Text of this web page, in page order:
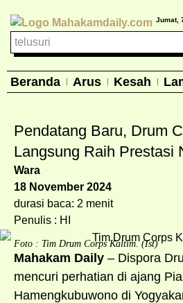
Jumat,
Beranda Arus Kesah
Pendatang Baru, Drum
Langsung Raih Prestasi
Wara
18 November 2024
durasi baca: 2 menit
Penulis : HI
Foto : Tim Drum Corps Kaltim. (Ist)
Mahakam Daily – Dispora
mencuri perhatian di ajang
Hamengkubuwono di